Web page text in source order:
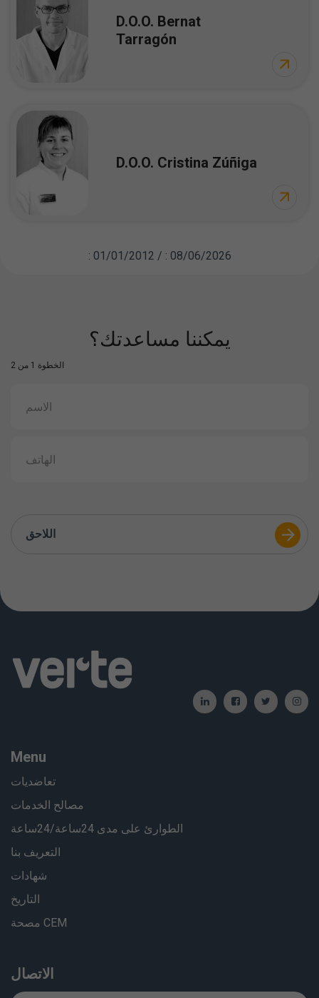
D.O.O. Bernat
Tarragón
D.O.O. Cristina Zúñiga
: 01/01/2012 / : 08/06/2026
يمكننا مساعدتك؟
الخطوة 1 من 2
اللاحق
Menu
تعاضديات
مصالح الخدمات
الطوارئ على مدى 24ساعة/24ساعة
التعريف بنا
شهادات
التاريخ
مصحة CEM
الاتصال